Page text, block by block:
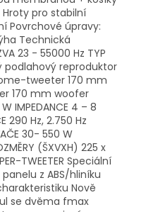
pro stabilní
Povrchové úpravy:
Technická
23 - 55000 Hz TYP
podlahový reproduktor
tweeter 170 mm
170 mm woofer
IMPEDANCE 4 – 8
290 Hz, 2.750 Hz
30- 550 W
(ŠXVXH) 225 x
TWEETER Speciální
z ABS/hliníku
Nově
se dvěma fmax